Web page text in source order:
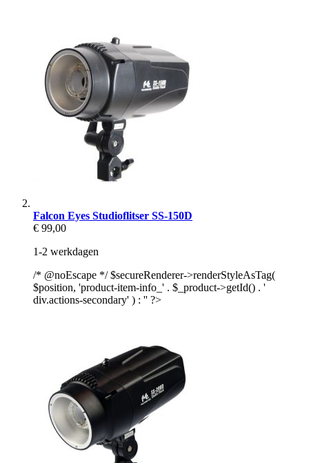
Falcon Eyes Studioflitser SS-150D
€ 99,00
1-2 werkdagen
/* @noEscape */ $secureRenderer->renderStyleAsTag(
$position, 'product-item-info_' . $_product->getId() . '
div.actions-secondary' ) : '' ?>